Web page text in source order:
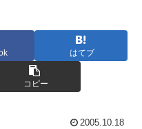
はてブ
コピー
2005.10.18